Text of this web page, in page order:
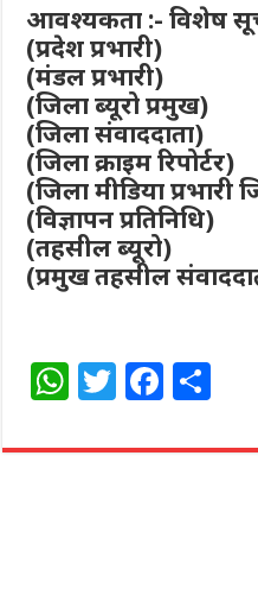
आवश्यकता :- विशेष
(प्रदेश प्रभारी)
(मंडल प्रभारी)
(जिला ब्यूरो प्रमुख)
(जिला संवाददाता)
(जिला क्राइम रिपोर्टर)
(जिला मीडिया प्रभारी
(विज्ञापन प्रतिनिधि)
(तहसील ब्यूरो)
(प्रमुख तहसील
W
at
T
itt
F
c ar